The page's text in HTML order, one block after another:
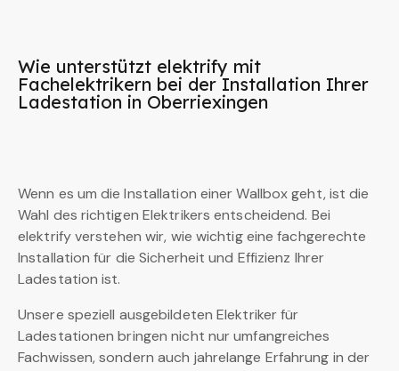
Wie unterstützt elektrify mit
Fachelektrikern bei der Installation Ihrer
Ladestation in Oberriexingen
Wenn es um die Installation einer Wallbox geht, ist die
Wahl des richtigen Elektrikers entscheidend. Bei
elektrify verstehen wir, wie wichtig eine fachgerechte
Installation für die Sicherheit und Effizienz Ihrer
Ladestation ist.
Unsere speziell ausgebildeten Elektriker für
Ladestationen bringen nicht nur umfangreiches
Fachwissen, sondern auch jahrelange Erfahrung in der